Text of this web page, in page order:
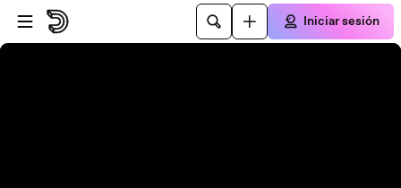
Saltar al reproductor
Saltar al contenido principal
Iniciar sesión